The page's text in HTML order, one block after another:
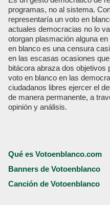
programas, no al sistema.
representaría un voto en
actuales democracias no lo
otorgan plasmación alguna
en blanco es una censura
en las escasas ocasiones
bitácora abraza dos objetivos
voto en blanco en las
ciudadanos libres ejercer el
de manera permanente, a
opinión y análisis.
Qué es Votoenblanco.com
Banners de Votoenblanco
Canción de Votoenblanco